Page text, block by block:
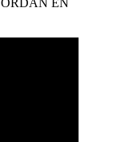
EN